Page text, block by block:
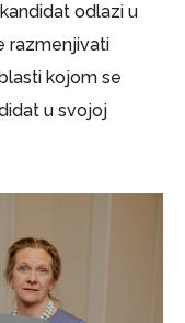
odlazi u
razmenjivati
kojom se
u svojoj